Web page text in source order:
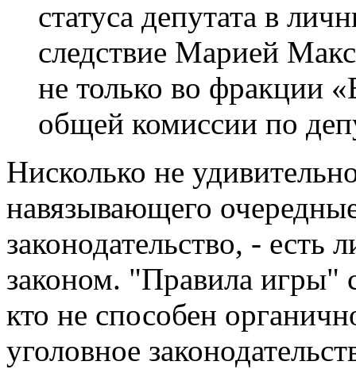
статуса депутата в
следствие Марией
не только во фракции
общей комиссии по
Нисколько не
навязывающего
законодательство, -
законом. "Правила игры"
кто не способен
уголовное